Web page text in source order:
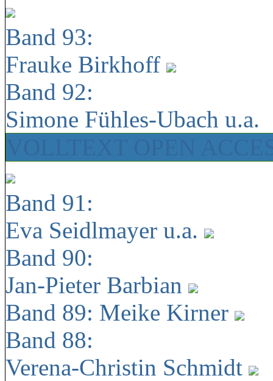
Band 93:
Frauke Birkhoff
Band 92:
Simone Fühles-Ubach u.a.
Band 91:
Eva Seidlmayer u.a.
Band 90:
Jan-Pieter Barbian
Band 89: Meike Kirner
Band 88:
Verena-Christin Schmidt